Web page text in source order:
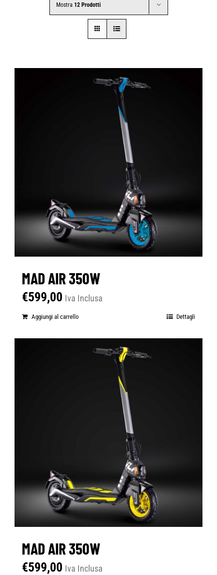
CONTATTI
ACCOUNT
CARRELLO
Mostra 12 Prodotti
MAD AIR 350W
€599,00 Iva Inclusa
Aggiungi al carrello Dettagli
MAD AIR 350W
€599,00 Iva Inclusa